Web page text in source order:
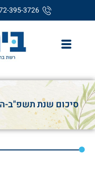
395-3726
סיכום שנת תשפ"ב-